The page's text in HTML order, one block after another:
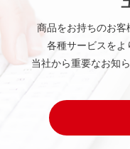
商品をお持ちのお客
各種サービスをよ
当社から重要なお知